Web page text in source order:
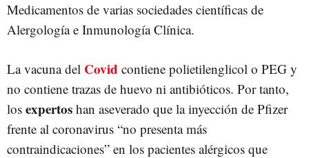
Medicamentos de varias sociedades científicas de
Alergología e Inmunología Clínica.
La vacuna del Covid contiene polietilenglicol o PEG y
no contiene trazas de huevo ni antibióticos. Por tanto,
los expertos han aseverado que la inyección de Pfizer
frente al coronavirus “no presenta más
contraindicaciones” en los pacientes alérgicos que